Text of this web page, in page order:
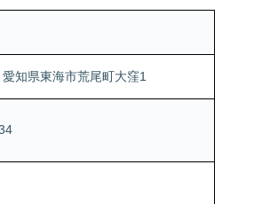
知県東海市荒尾町大窪1